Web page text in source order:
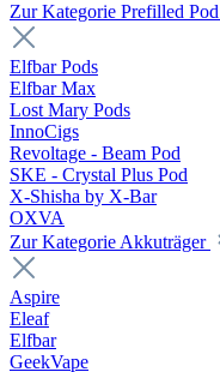
Zur Kategorie Prefilled Pod
Elfbar Pods
Elfbar Max
Lost Mary Pods
InnoCigs
Revoltage - Beam Pod
SKE - Crystal Plus Pod
X-Shisha by X-Bar
OXVA
Zur Kategorie Akkuträger
Aspire
Eleaf
Elfbar
GeekVape